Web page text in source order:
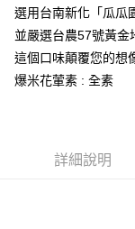
相關說明
【關於「AFTEE先享後
AFTEE先享後付是「在
便利好安心！
１．簡單：不需註冊會
１．於結帳方式選擇
貨到付款
全家取貨付款
選用台南新化「瓜瓜
並嚴選台農57號黃金
這個口味顛覆您的想
爆米花葷素 : 全素
詳細說明